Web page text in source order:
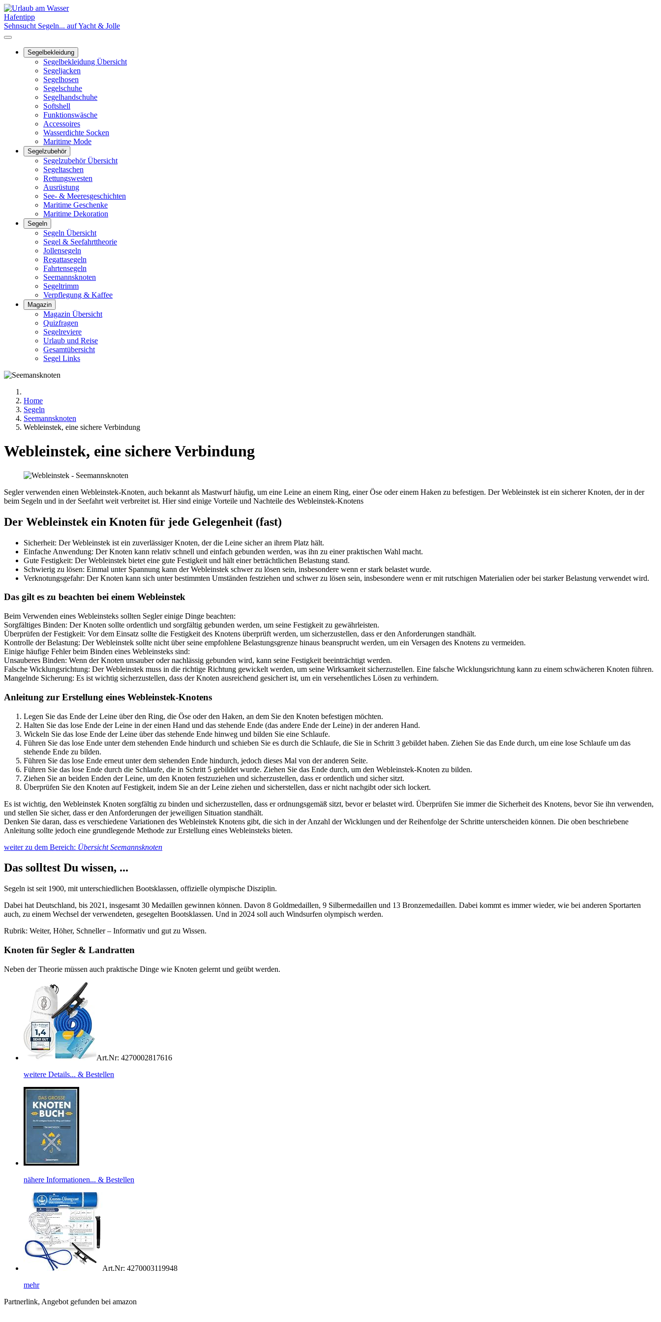
Hafentipp
Sehnsucht Segeln... auf Yacht & Jolle
Segelbekleidung
Segelbekleidung Übersicht
Segeljacken
Segelhosen
Segelschuhe
Segelhandschuhe
Softshell
Funktionswäsche
Accessoires
Wasserdichte Socken
Maritime Mode
Segelzubehör
Segelzubehör Übersicht
Segeltaschen
Rettungswesten
Ausrüstung
See- & Meeresgeschichten
Maritime Geschenke
Maritime Dekoration
Segeln
Segeln Übersicht
Segel & Seefahrttheorie
Jollensegeln
Regattasegeln
Fahrtensegeln
Seemannsknoten
Segeltrimm
Verpflegung & Kaffee
Magazin
Magazin Übersicht
Quizfragen
Segelreviere
Urlaub und Reise
Gesamtübersicht
Segel Links
Home
Segeln
Seemannsknoten
Webleinstek, eine sichere Verbindung
Webleinstek, eine sichere Verbindung
Segler verwenden einen Webleinstek-Knoten, auch bekannt als Mastwurf häufig, um eine Leine an einem Ring, einer Öse oder einem Haken zu befestigen. Der Webleinstek ist ein sicherer Knoten, der in der
beim Segeln und in der Seefahrt weit verbreitet ist. Hier sind einige Vorteile und Nachteile des Webleinstek-Knotens
Der Webleinstek ein Knoten für jede Gelegenheit (fast)
Sicherheit: Der Webleinstek ist ein zuverlässiger Knoten, der die Leine sicher an ihrem Platz hält.
Einfache Anwendung: Der Knoten kann relativ schnell und einfach gebunden werden, was ihn zu einer praktischen Wahl macht.
Gute Festigkeit: Der Webleinstek bietet eine gute Festigkeit und hält einer beträchtlichen Belastung stand.
Schwierig zu lösen: Einmal unter Spannung kann der Webleinstek schwer zu lösen sein, insbesondere wenn er stark belastet wurde.
Verknotungsgefahr: Der Knoten kann sich unter bestimmten Umständen festziehen und schwer zu lösen sein, insbesondere wenn er mit rutschigen Materialien oder bei starker Belastung verwendet wird.
Das gilt es zu beachten bei einem Webleinstek
Beim Verwenden eines Webleinsteks sollten Segler einige Dinge beachten:
Sorgfältiges Binden: Der Knoten sollte ordentlich und sorgfältig gebunden werden, um seine Festigkeit zu gewährleisten.
Überprüfen der Festigkeit: Vor dem Einsatz sollte die Festigkeit des Knotens überprüft werden, um sicherzustellen, dass er den Anforderungen standhält.
Kontrolle der Belastung: Der Webleinstek sollte nicht über seine empfohlene Belastungsgrenze hinaus beansprucht werden, um ein Versagen des Knotens zu vermeiden.
Einige häufige Fehler beim Binden eines Webleinsteks sind:
Unsauberes Binden: Wenn der Knoten unsauber oder nachlässig gebunden wird, kann seine Festigkeit beeinträchtigt werden.
Falsche Wicklungsrichtung: Der Webleinstek muss in die richtige Richtung gewickelt werden, um seine Wirksamkeit sicherzustellen. Eine falsche Wicklungsrichtung kann zu einem schwächeren Knoten führen.
Mangelnde Sicherung: Es ist wichtig sicherzustellen, dass der Knoten ausreichend gesichert ist, um ein versehentliches Lösen zu verhindern.
Anleitung zur Erstellung eines Webleinstek-Knotens
Legen Sie das Ende der Leine über den Ring, die Öse oder den Haken, an dem Sie den Knoten befestigen möchten.
Halten Sie das lose Ende der Leine in der einen Hand und das stehende Ende (das andere Ende der Leine) in der anderen Hand.
Wickeln Sie das lose Ende der Leine über das stehende Ende hinweg und bilden Sie eine Schlaufe.
Führen Sie das lose Ende unter dem stehenden Ende hindurch und schieben Sie es durch die Schlaufe, die Sie in Schritt 3 gebildet haben. Ziehen Sie das Ende durch, um eine lose Schlaufe um das
stehende Ende zu bilden.
Führen Sie das lose Ende erneut unter dem stehenden Ende hindurch, jedoch dieses Mal von der anderen Seite.
Führen Sie das lose Ende durch die Schlaufe, die in Schritt 5 gebildet wurde. Ziehen Sie das Ende durch, um den Webleinstek-Knoten zu bilden.
Ziehen Sie an beiden Enden der Leine, um den Knoten festzuziehen und sicherzustellen, dass er ordentlich und sicher sitzt.
Überprüfen Sie den Knoten auf Festigkeit, indem Sie an der Leine ziehen und sicherstellen, dass er nicht nachgibt oder sich lockert.
Es ist wichtig, den Webleinstek Knoten sorgfältig zu binden und sicherzustellen, dass er ordnungsgemäß sitzt, bevor er belastet wird. Überprüfen Sie immer die Sicherheit des Knotens, bevor Sie ihn verwenden,
und stellen Sie sicher, dass er den Anforderungen der jeweiligen Situation standhält.
Denken Sie daran, dass es verschiedene Variationen des Webleinstek Knotens gibt, die sich in der Anzahl der Wicklungen und der Reihenfolge der Schritte unterscheiden können. Die oben beschriebene
Anleitung sollte jedoch eine grundlegende Methode zur Erstellung eines Webleinsteks bieten.
weiter zu dem Bereich: Übersicht Seemannsknoten
Das solltest Du wissen, ...
Segeln ist seit 1900, mit unterschiedlichen Bootsklassen, offizielle olympische Disziplin.
Dabei hat Deutschland, bis 2021, insgesamt 30 Medaillen gewinnen können. Davon 8 Goldmedaillen, 9 Silbermedaillen und 13 Bronzemedaillen. Dabei kommt es immer wieder, wie bei anderen Sportarten
auch, zu einem Wechsel der verwendeten, gesegelten Bootsklassen. Und in 2024 soll auch Windsurfen olympisch werden.
Rubrik: Weiter, Höher, Schneller – Informativ und gut zu Wissen.
Knoten für Segler & Landratten
Neben der Theorie müssen auch praktische Dinge wie Knoten gelernt und geübt werden.
Art.Nr: 4270002817616
weitere Details... & Bestellen
nähere Informationen... & Bestellen
Art.Nr: 4270003119948
mehr
Partnerlink, Angebot gefunden bei amazon